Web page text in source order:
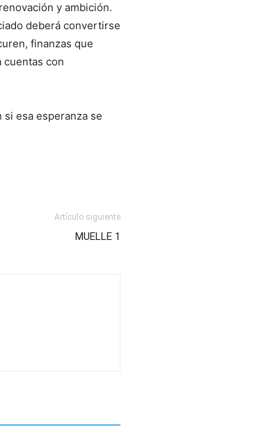
y ambición.
deberá convertirse
finanzas que
con
esa esperanza se
Artículo siguiente
MUELLE 1